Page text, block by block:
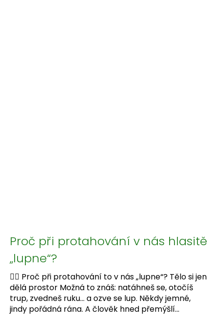
Proč při protahování v nás hlasitě
„lupne“?
🤸‍♀️ Proč při protahování to v nás „lupne“? Tělo si jen
dělá prostor Možná to znáš: natáhneš se, otočíš
trup, zvedneš ruku… a ozve se lup. Někdy jemné,
jindy pořádná rána. A člověk hned přemýšlí...